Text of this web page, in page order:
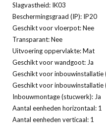
Slagvastheid: IK03
Beschermingsgraad (IP): IP20
Geschikt voor vloerpot: Nee
Transparant: Nee
Uitvoering oppervlakte: Mat
Geschikt voor wandgoot: Ja
Geschikt voor inbouwinstallatie
Geschikt voor inbouwinstallatie
Inbouwmontage (stucwerk): Ja
Aantal eenheden horizontaal: 1
Aantal eenheden verticaal: 1